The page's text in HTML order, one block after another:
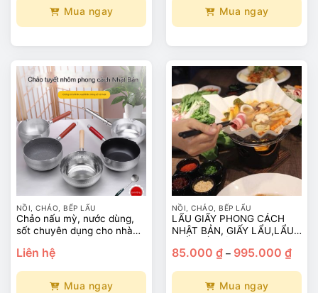
đến
3.500.000 ₫
Mua ngay
phẩm
này
có
nhiều
biến
thể.
Các
tùy
chọn
thể
được
chọn
trang
sản
đến
2.350.000 ₫
Mua ngay
phẩm
này
nhiều
biến
thể.
Các
tùy
chọn
có
thể
được
chọn
trang
sản
NỒI, CHẢO, BẾP LẨU
Chảo nấu mỳ, nước dùng,
sốt chuyên dụng cho nhà
Liên hệ
Mua ngay
NỒI, CHẢO, BẾP LẨU
LẨU GIẤY PHONG CÁCH
NHẬT BẢN, GIẤY LẨU,LẨU
85.000 ₫ – 995.000 ₫giá:
Mua ngay